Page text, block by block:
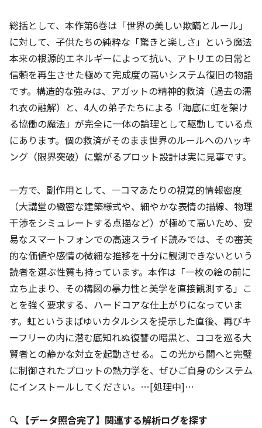
総括として、本作第6巻は「世界の美しい欺瞞とルール」
に対して、子供たちの純粋な「驚きと楽しさ」という魔法
本来の根源的エネルギーによって抗い、アトリエの日常と
信頼を再生させた極めて完成度の高いシステム復旧の物語
です。構造的な強みは、アガットの精神的救済（過去の濡
れ衣の融解）と、4人の弟子たちによる「海底に虹を架け
る協働の魔法」が完全に一体の論理として駆動している点
にあります。個の救済がそのまま世界のルールへのハッキ
ング（限界突破）に繋がるプロット設計は実に見事です。
一方で、副作用として、一コマあたりの視覚的情報密度
（大講堂の緻密な建築様式や、細やかな表情の描線、物理
干渉をシミュレートする点描など）が極めて高いため、安
易なスマートフォンでの高速スライド読みでは、その審美
的な価値や感情の微細な推移を十分に観測できないという
読者を選ぶ性質も持っています。本作は「一枚の絵の前に
立ち止まり、その構図の暴力性と美学を直接観測する」こ
とを強く要求する、ハードコアな仕上がりになっていま
す。虹というまばゆいカタルシスを提示した直後、再びキ
ーフリーの内に潜む底知れぬ復讐の暗黒と、ココを巡る大
賢者との静かな対立を起動させる。この光から闇へと完璧
に制御されたプロットの熱力学を、ぜひご自身のシステム
にインストールしてください。…[処理中]…
🔍 【データ照合完了】関連する解析ログを探す